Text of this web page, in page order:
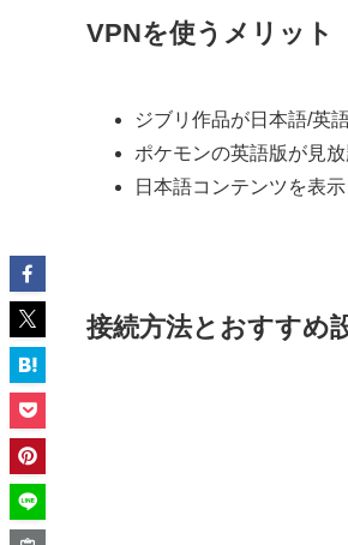
VPNを使うメリット
ジブリ作品が日本語/英
ポケモンの英語版が見放
日本語コンテンツを表
接続方法とおすすめ